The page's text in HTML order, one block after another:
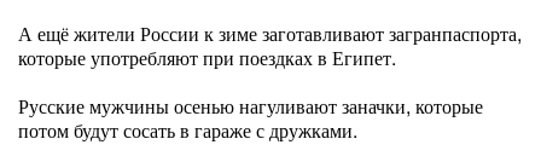
А ещё жители России к зиме заготавливают загранпаспорта,
которые употребляют при поездках в Египет.
Русские мужчины осенью нагуливают заначки, которые
потом будут сосать в гараже с дружками.